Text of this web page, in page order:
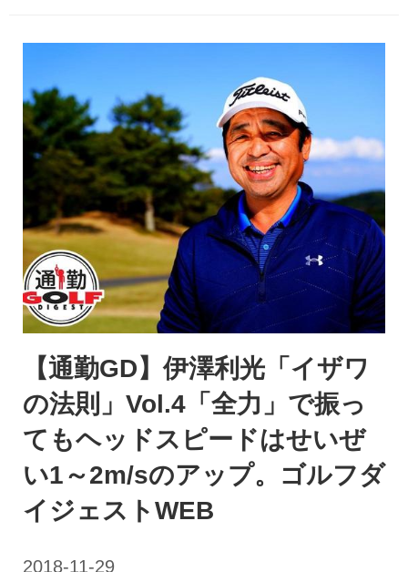
【通勤GD】伊澤利光「イザワ
の法則」Vol.4「全力」で振っ
てもヘッドスピードはせいぜ
い1～2m/sのアップ。ゴルフダ
イジェストWEB